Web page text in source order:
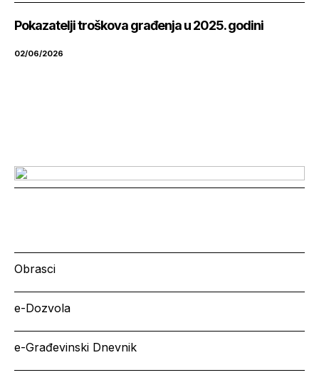
Pokazatelji troškova građenja u 2025. godini
02/06/2026
Obrasci
e-Dozvola
e-Građevinski Dnevnik